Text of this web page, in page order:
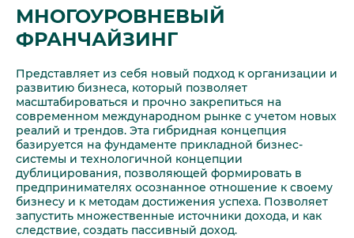
МНОГОУРОВНЕВЫЙ
ФРАНЧАЙЗИНГ
Представляет из себя новый подход к организации и
развитию бизнеса, который позволяет
масштабироваться и прочно закрепиться на
современном международном рынке с учетом новых
реалий и трендов. Эта гибридная концепция
базируется на фундаменте прикладной бизнес-
системы и технологичной концепции
дублицирования, позволяющей формировать в
предпринимателях осознанное отношение к своему
бизнесу и к методам достижения успеха. Позволяет
запустить множественные источники дохода, и как
следствие, создать пассивный доход.